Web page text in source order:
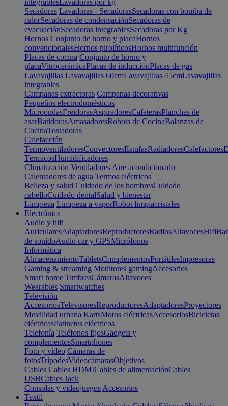
integrablesLavadoras por kg
Secadoras Lavadoras - SecadorasSecadoras con bomba de
calorSecadoras de condensaciónSecadoras de
evacuaciónSecadoras integrablesSecadoras por Kg
Hornos Conjunto de horno y placaHornos
convencionalesHornos pirolíticosHornos multifunción
Placas de cocina Conjunto de horno y
placaVitrocerámicaPlacas de inducciónPlacas de gas
Lavavajillas Lavavajillas 60cmLavavajillas 45cmLavavajillas
integrables
Campanas extractoras Campanas decorativas
Pequeños electrodomésticos
MicroondasFreidorasAspiradoresCafeterasPlanchas de
asarBatidorasAmasadoresRobots de CocinaBalanzas de
CocinaTostadoras
Calefacción
TermoventiladoresConvectoresEstufasRadiadoresCalefactores
TérmicosHumidificadores
Climatización Ventiladores Aire acondicionado
Calentadores de agua Termos eléctricos
Belleza y salud Cuidado de los hombresCuidado
cabelloCuidado dentalSalud y bienestar
Limpieza Limpieza a vaporRobot limpiacristales
Electrónica
Audio y hifi
AuricularesAdaptadoresReproductoresRadiosAltavocesHifi
de sonidoAudio car y GPSMicrófonos
Informática
AlmacenamientoTabletsComplementosPortátilesImpresoras
Gaming & streaming Monitores gamingAccesorios
Smart home TimbresCámarasAltavoces
Wearables Smartwatches
Televisión
AccesoriosTelevisoresReproductoresAdaptadoresProyectores
Movilidad urbana KartsMotos eléctricasAccesoriosBicicletas
eléctricasPatinetes eléctricos
Telefonía Teléfonos fijosGadgets y
complementosSmartphones
Foto y vídeo Cámaras de
fotosTrípodesVideocámarasObjetivos
Cables Cables HDMICables de alimentaciónCables
USBCables Jack
Consolas y videojuegos Accesorios
Textil